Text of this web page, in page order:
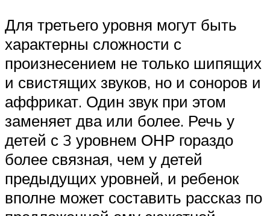
Для третьего уровня могут быть
характерны сложности с
произнесением не только шипящих
и свистящих звуков, но и соноров и
аффрикат. Один звук при этом
заменяет два или более. Речь у
детей с 3 уровнем ОНР гораздо
более связная, чем у детей
предыдущих уровней, и ребенок
вполне может составить рассказ по